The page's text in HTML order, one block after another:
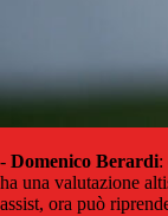
- Domenico Berardi:
ha una valutazione
assist, ora può